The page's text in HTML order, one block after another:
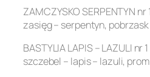
ZAMCZYSKO SERPENTYN
zasięg – serpentyn,
BASTYLIA LAPIS – LAZULI nr
szczebel – lapis – lazuli,